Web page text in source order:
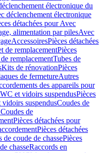
électronique du
déclenchement électronique
détachées pour Avec
alimentation par pilesAvec
AccessoiresPièces détachées
de remplacementPièces
remplacementTubes de
Kits de rénovationPièces
de fermetureAutres
des appareils pour
et vidoirs suspendusPièces
suspendusCoudes de
de
Pièces détachées pour
Pièces détachées
de coude de chassePièces
chasseRaccords en